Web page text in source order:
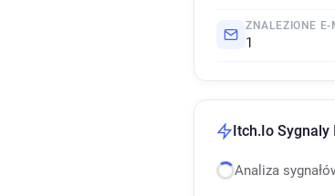
ZNALEZIONE E-
1
Itch.Io Sygnaly
Analiza